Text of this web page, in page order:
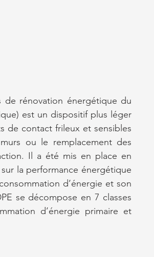
de rénovation énergétique du
est un dispositif plus léger
de contact frileux et sensibles
ou le remplacement des
Il a été mis en place en
la performance énergétique
d’énergie et son
se décompose en 7 classes
d’énergie primaire et